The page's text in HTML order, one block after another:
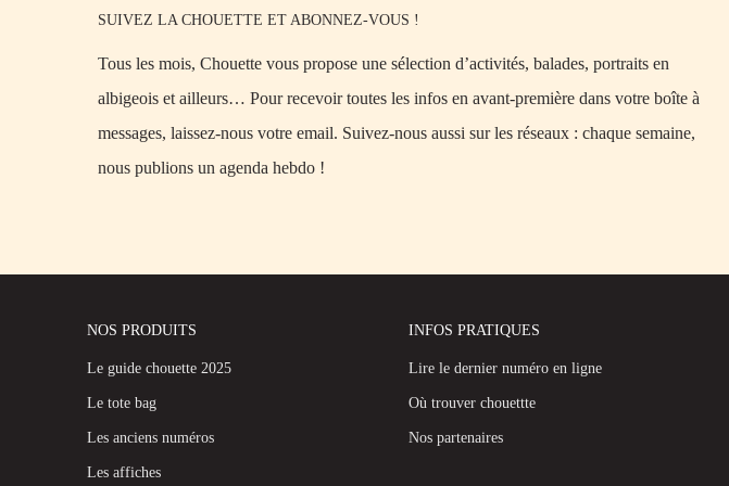
SUIVEZ LA CHOUETTE ET ABONNEZ-VOUS !
Tous les mois, Chouette vous propose une sélection d’activités, balades, portraits en
albigeois et ailleurs… Pour recevoir toutes les infos en avant-première dans votre boîte à
messages, laissez-nous votre email. Suivez-nous aussi sur les réseaux : chaque semaine,
nous publions un agenda hebdo !
NOS PRODUITS
Le guide chouette 2025
Le tote bag
Les anciens numéros
Les affiches
INFOS PRATIQUES
Lire le dernier numéro en ligne
Où trouver chouettte
Nos partenaires